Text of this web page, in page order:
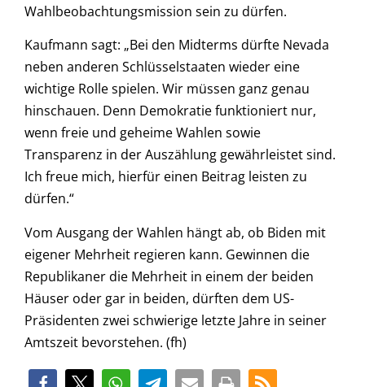
Wahlbeobachtungsmission sein zu dürfen.
Kaufmann sagt: „Bei den Midterms dürfte Nevada
neben anderen Schlüsselstaaten wieder eine
wichtige Rolle spielen. Wir müssen ganz genau
hinschauen. Denn Demokratie funktioniert nur,
wenn freie und geheime Wahlen sowie
Transparenz in der Auszählung gewährleistet sind.
Ich freue mich, hierfür einen Beitrag leisten zu
dürfen.“
Vom Ausgang der Wahlen hängt ab, ob Biden mit
eigener Mehrheit regieren kann. Gewinnen die
Republikaner die Mehrheit in einem der beiden
Häuser oder gar in beiden, dürften dem US-
Präsidenten zwei schwierige letzte Jahre in seiner
Amtszeit bevorstehen. (fh)